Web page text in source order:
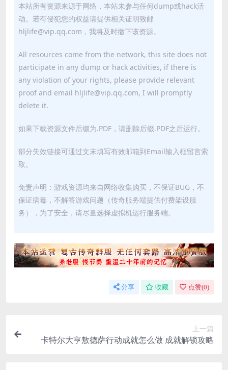
本站所有资源来源于网络，本站未参与任何dump或hack活
动。若有侵犯您的权益请提供相关证明致邮
hljlife@vip.qq.com，我将及时撤下该资源。
All resources come from the network, this site does not
participate in any dump or hack activities, if there is
any violation of your rights, please provide relevant
proof and email hljlife@vip.qq.com, I will promptly
delete it.
如果下载资源文件后缀为.PDF，请删除后缀.PDF之后运行。
部分失效链接可通过文末填写有效邮箱到Email输入框留言索
取。
免责声明：游戏资源均来自网络收集购买，不保证BUG，不
保证病毒，不解答游戏问题（传奇服务端提供付费架设服
务），为了安全，请尽量选择虚拟机运行服务端。
分享 收藏 点赞(0)
上一篇
卡特尔大亨敖德萨行动成就怎么做 成就解锁攻略